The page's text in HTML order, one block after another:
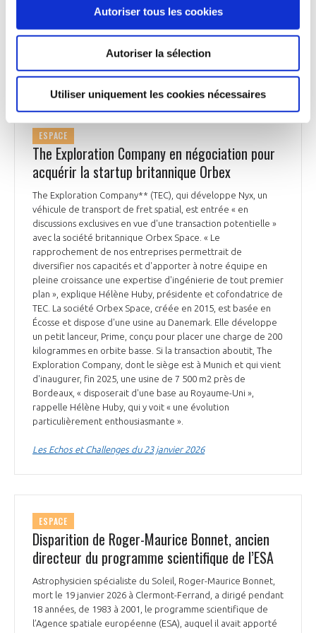
Autoriser tous les cookies
Autoriser la sélection
Utiliser uniquement les cookies nécessaires
l’époque ayant précédé la formation des étoiles et des
doivent être lancés en 2035 à bord d’Ariane 6.
ESPACE
The Exploration Company en négociation pour
acquérir la startup britannique Orbex
The Exploration Company** (TEC), qui développe Nyx, un
véhicule de transport de fret spatial, est entrée « en
discussions exclusives en vue d'une transaction potentielle »
avec la société britannique Orbex Space. « Le
rapprochement de nos entreprises permettrait de
diversifier nos capacités et d'apporter à notre équipe en
pleine croissance une expertise d'ingénierie de tout premier
plan », explique Hélène Huby, présidente et cofondatrice de
TEC. La société Orbex Space, créée en 2015, est basée en
Écosse et dispose d'une usine au Danemark. Elle développe
un petit lanceur, Prime, conçu pour placer une charge de 200
kilogrammes en orbite basse. Si la transaction aboutit, The
Exploration Company, dont le siège est à Munich et qui vient
d'inaugurer, fin 2025, une usine de 7 500 m2 près de
Bordeaux, « disposerait d'une base au Royaume-Uni »,
rappelle Hélène Huby, qui y voit « une évolution
particulièrement enthousiasmante ».
Les Echos et Challenges du 23 janvier 2026
ESPACE
Disparition de Roger-Maurice Bonnet, ancien
directeur du programme scientifique de l’ESA
Astrophysicien spécialiste du Soleil, Roger-Maurice Bonnet,
mort le 19 janvier 2026 à Clermont-Ferrand, a dirigé pendant
18 années, de 1983 à 2001, le programme scientifique de
l’Agence spatiale européenne (ESA), auquel il avait apporté